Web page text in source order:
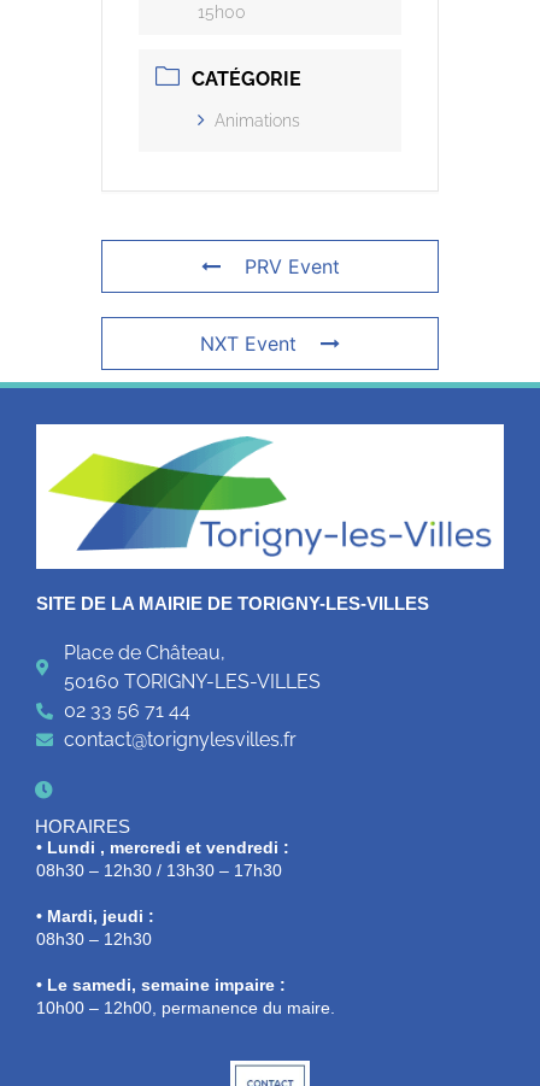
15h00
CATÉGORIE
Animations
PRV Event
NXT Event
SITE DE LA MAIRIE DE TORIGNY-LES-VILLES
Place de Château,
50160 TORIGNY-LES-VILLES
02 33 56 71 44
contact@torignylesvilles.fr
HORAIRES
• Lundi , mercredi et vendredi :
08h30 – 12h30 / 13h30 – 17h30
• Mardi, jeudi :
08h30 – 12h30
• Le samedi, semaine impaire :
10h00 – 12h00, permanence du maire.